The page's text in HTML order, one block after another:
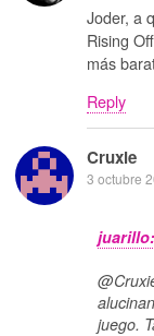
Joder, a
Rising
más
Reply
Cruxie
3 octubre
juarillo:
juego.